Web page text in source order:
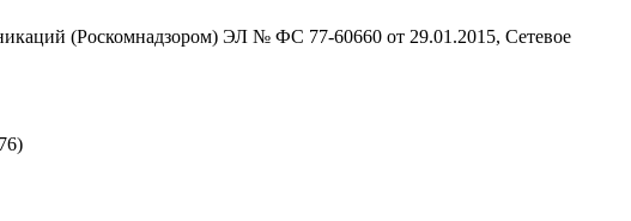
(Роскомнадзором) ЭЛ № ФС 77-60660 от 29.01.2015, Сетевое